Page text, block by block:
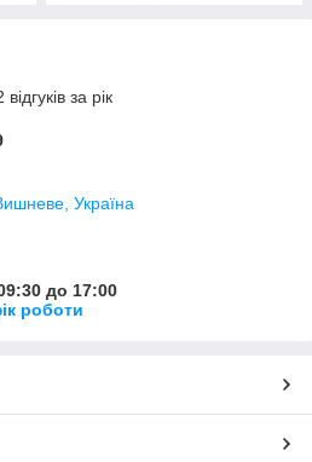
за рік
Україна
до 17:00
роботи